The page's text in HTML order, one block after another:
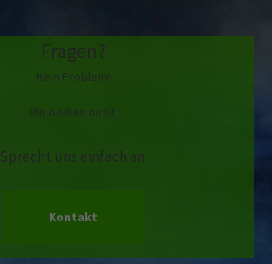
Fragen?
Kein Problem!
Wir beißen nicht.
Sprecht uns einfach an.
Kontakt